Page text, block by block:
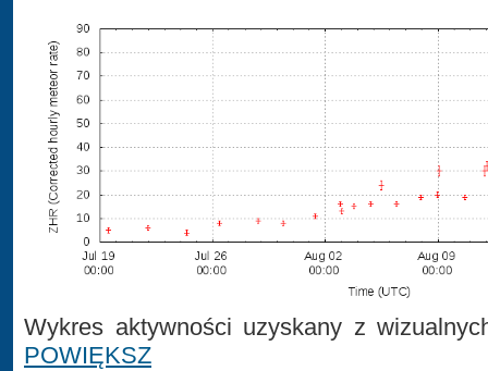
Wykres aktywności uzyskany z
POWIĘKSZ